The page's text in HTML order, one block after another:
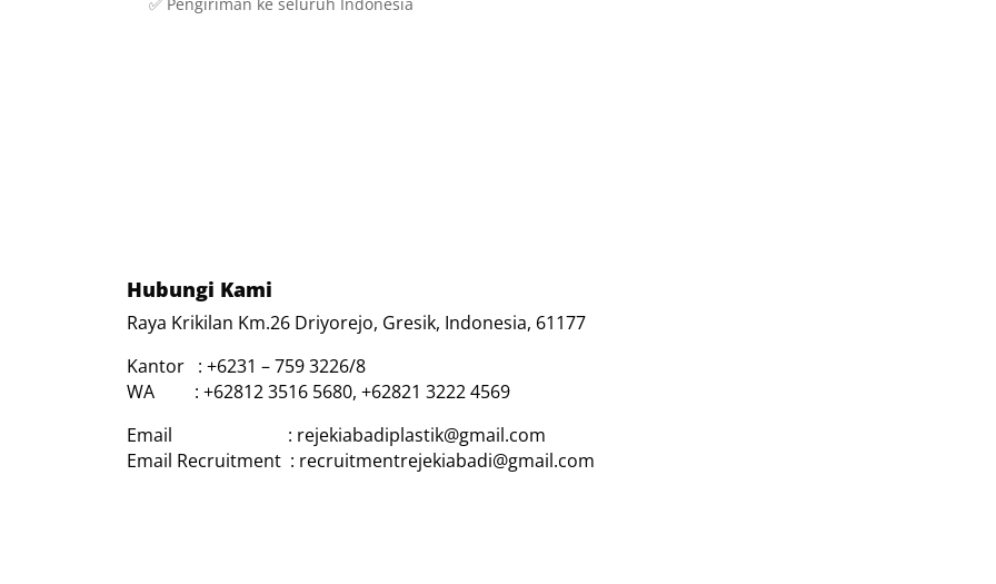
Hubungi Kami
Raya Krikilan Km.26 Driyorejo, Gresik, Indonesia, 61177
Kantor : +6231 – 759 3226/8
WA : +62812 3516 5680, +62821 3222 4569
Email : rejekiabadiplastik@gmail.com
Email Recruitment : recruitmentrejekiabadi@gmail.com